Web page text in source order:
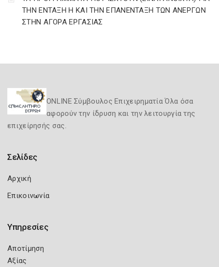
ΤΗΝ ΕΝΤΑΞΗ Η ΚΑΙ ΤΗΝ ΕΠΑΝΕΝΤΑΞΗ ΤΩΝ ΑΝΕΡΓΩΝ
ΣΤΗΝ ΑΓΟΡΑ ΕΡΓΑΣΙΑΣ
ONLINE Σύμβουλος Επιχειρηματία Όλα όσα
αφορούν την ίδρυση και την λειτουργία της
επιχείρησής σας.
Σελίδες
Αρχική
Επικοινωνία
Υπηρεσίες
Αποτίμηση
Αξίας